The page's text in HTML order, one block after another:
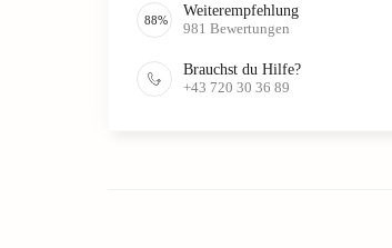
88%
Weiterempfehlung
981 Bewertungen
Brauchst du Hilfe?
+43 720 30 36 89